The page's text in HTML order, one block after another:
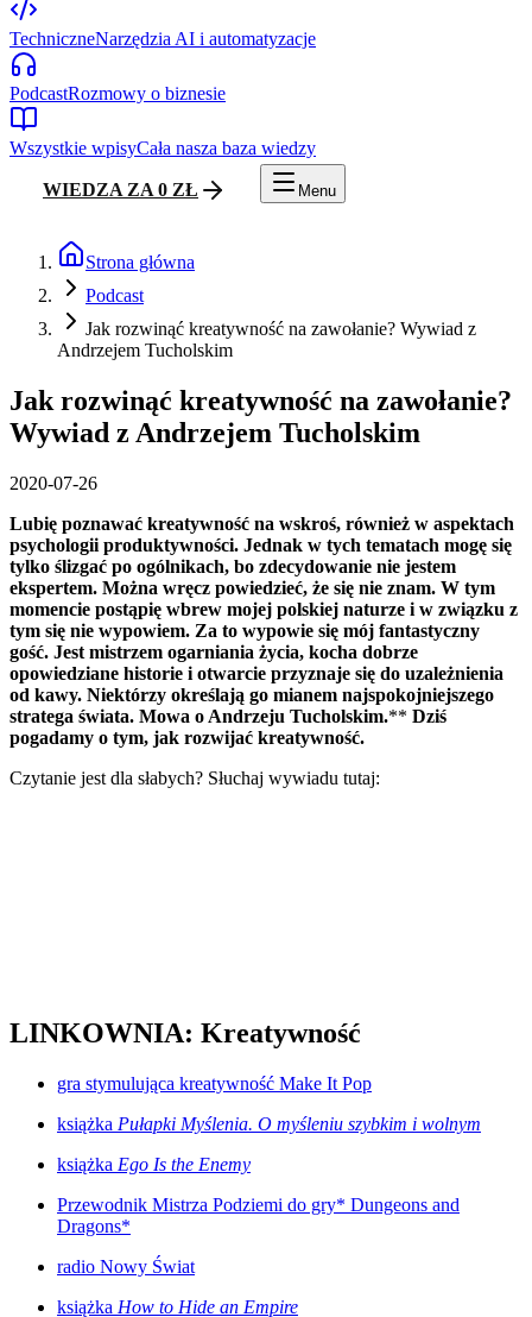
TechniczneNarzędzia AI i automatyzacje
PodcastRozmowy o biznesie
Wszystkie wpisyCała nasza baza wiedzy
WIEDZA ZA 0 ZŁ Menu
Strona główna
Podcast
Jak rozwinąć kreatywność na zawołanie? Wywiad z
Andrzejem Tucholskim
Jak rozwinąć kreatywność na zawołanie?
Wywiad z Andrzejem Tucholskim
2020-07-26
Lubię poznawać kreatywność na wskroś, również w aspektach
psychologii produktywności. Jednak w tych tematach mogę się
tylko ślizgać po ogólnikach, bo zdecydowanie nie jestem
ekspertem. Można wręcz powiedzieć, że się nie znam. W tym
momencie postąpię wbrew mojej polskiej naturze i w związku z
tym się nie wypowiem. Za to wypowie się mój fantastyczny
gość. Jest mistrzem ogarniania życia, kocha dobrze
opowiedziane historie i otwarcie przyznaje się do uzależnienia
od kawy. Niektórzy określają go mianem najspokojniejszego
stratega świata. Mowa o Andrzeju Tucholskim.** Dziś
pogadamy o tym, jak rozwijać kreatywność.
Czytanie jest dla słabych? Słuchaj wywiadu tutaj:
LINKOWNIA: Kreatywność
gra stymulująca kreatywność Make It Pop
książka Pułapki Myślenia. O myśleniu szybkim i wolnym
książka Ego Is the Enemy
Przewodnik Mistrza Podziemi do gry* Dungeons and
Dragons*
radio Nowy Świat
książka How to Hide an Empire